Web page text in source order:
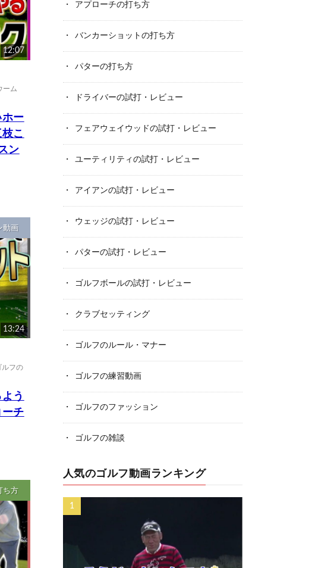
12:07
ーム
ー
こ
ン
動画
13:24
ルフの
う
チ
ち方
アプローチの打ち方
バンカーショットの打ち方
パターの打ち方
ドライバーの試打・レビュー
フェアウェイウッドの試打・レビュー
ユーティリティの試打・レビュー
アイアンの試打・レビュー
ウェッジの試打・レビュー
パターの試打・レビュー
ゴルフボールの試打・レビュー
クラブセッティング
ゴルフのルール・マナー
ゴルフの練習動画
ゴルフのファッション
ゴルフの雑談
人気のゴルフ動画ランキング